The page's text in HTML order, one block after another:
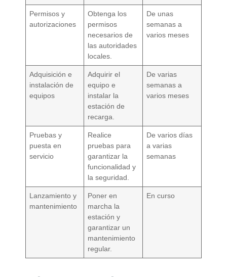
Permisos y
autorizaciones
Obtenga los
permisos
necesarios de
las autoridades
locales.
De unas
semanas a
varios meses
Adquisición e
instalación de
equipos
Adquirir el
equipo e
instalar la
estación de
recarga.
De varias
semanas a
varios meses
Pruebas y
puesta en
servicio
Realice
pruebas para
garantizar la
funcionalidad y
la seguridad.
De varios días
a varias
semanas
Lanzamiento y
mantenimiento
Poner en
marcha la
estación y
garantizar un
mantenimiento
regular.
En curso